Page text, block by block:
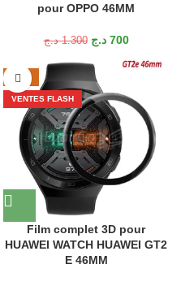
pour OPPO 46MM
1.300 د.ج 700 د.ج
-43%
VENTES FLASH
Film complet 3D pour
HUAWEI WATCH HUAWEI GT2
E 46MM